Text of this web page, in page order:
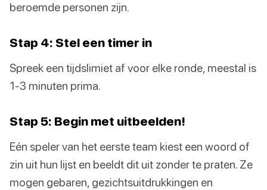
beroemde personen zijn.
Stap 4: Stel een timer in
Spreek een tijdslimiet af voor elke ronde, meestal is
1-3 minuten prima.
Stap 5: Begin met uitbeelden!
Eén speler van het eerste team kiest een woord of
zin uit hun lijst en beeldt dit uit zonder te praten. Ze
mogen gebaren, gezichtsuitdrukkingen en